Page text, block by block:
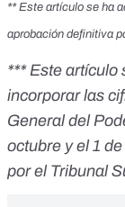
** Este artículo se ha
aprobación definitiva
*** Este artículo
incorporar las
General del
octubre y el 1
por el Tribunal